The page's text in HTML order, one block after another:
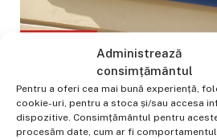
Administrează
consimțământul
Pentru a oferi cea mai bună experiență,
cookie-uri, pentru a stoca și/sau accesa
dispozitive. Consimțământul pentru
procesăm date, cum ar fi comportamentul
6 inculpați arestați preventiv
la Consiliul Județean Bistrița-
BY OVIDIU GHERGHE 23 APRILIE 2026